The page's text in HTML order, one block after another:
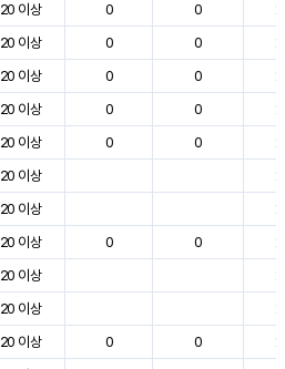
20 이상 0 0
20 이상 0 0
20 이상 0 0
20 이상 0 0
20 이상 0 0
20 이상
20 이상
20 이상 0 0
20 이상
20 이상
20 이상 0 0